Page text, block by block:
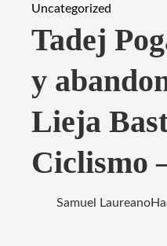
Uncategorized
Tadej
y
Lieja
Ciclismo
Samuel Laureano